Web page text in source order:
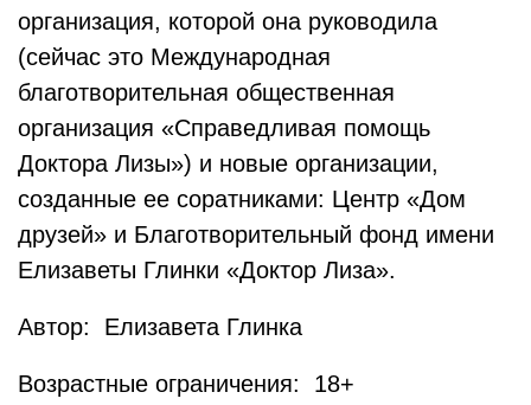
организация, которой она руководила
(сейчас это Международная
благотворительная общественная
организация «Справедливая помощь
Доктора Лизы») и новые организации,
созданные ее соратниками: Центр «Дом
друзей» и Благотворительный фонд имени
Елизаветы Глинки «Доктор Лиза».
Автор: Елизавета Глинка
Возрастные ограничения: 18+